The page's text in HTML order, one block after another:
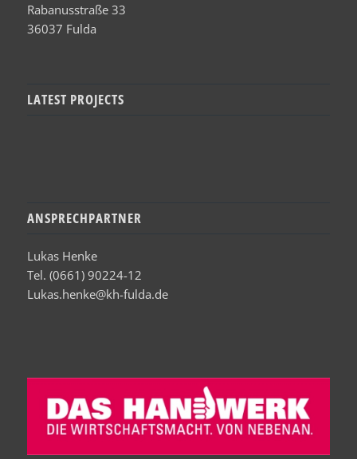
Rabanusstraße 33
36037 Fulda
LATEST PROJECTS
ANSPRECHPARTNER
Lukas Henke
Tel. (0661) 90224-12
Lukas.henke@kh-fulda.de